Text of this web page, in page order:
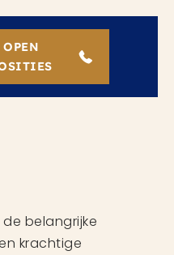
OPEN
belangrijke
krachtige